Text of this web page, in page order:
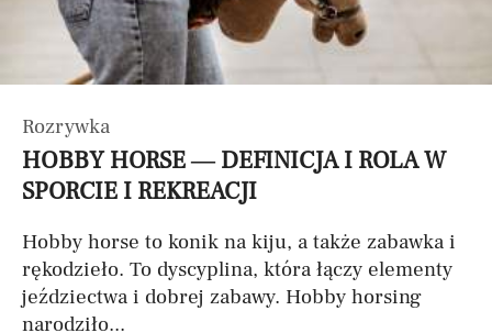
Rozrywka
HOBBY HORSE — DEFINICJA I ROLA W
SPORCIE I REKREACJI
Hobby horse to konik na kiju, a także zabawka i
rękodzieło. To dyscyplina, która łączy elementy
jeździectwa i dobrej zabawy. Hobby horsing
narodziło...